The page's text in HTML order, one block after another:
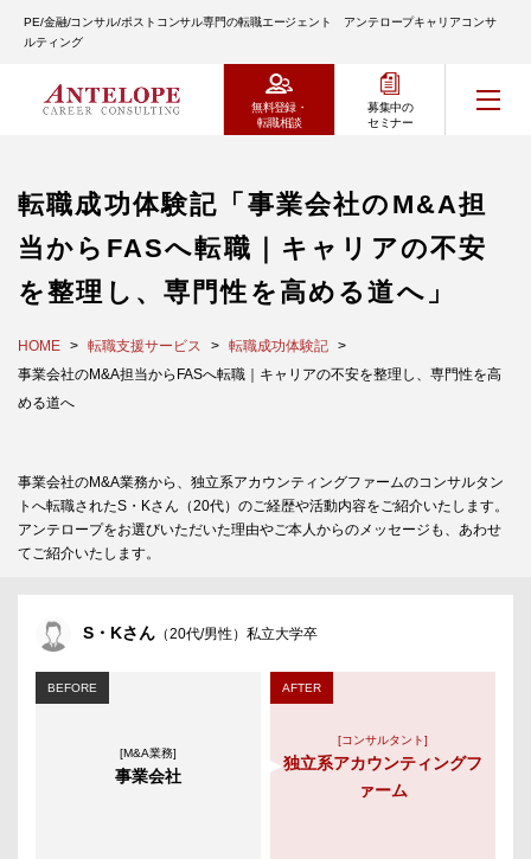
PE/金融/コンサル/ポストコンサル専門の転職エージェント アンテロープキャリアコンサ
ルティング
無料登録・
転職相談
募集中の
セミナー
転職成功体験記「事業会社のM&A担
当からFASへ転職｜キャリアの不安
を整理し、専門性を高める道へ」
HOME 転職支援サービス
転職成功体験記
事業会社のM&A担当からFASへ転職｜キャリアの不安を整理し、専門性を高
める道へ
事業会社のM&A業務から、独立系アカウンティングファームのコンサルタン
トへ転職されたS・Kさん（20代）のご経歴や活動内容をご紹介いたします。
アンテロープをお選びいただいた理由やご本人からのメッセージも、あわせ
てご紹介いたします。
S・Kさん （20代/男性）私立大学卒
BEFORE
[M&A業務]
事業会社
AFTER
[コンサルタント]
独立系アカウンティングフ
ァーム